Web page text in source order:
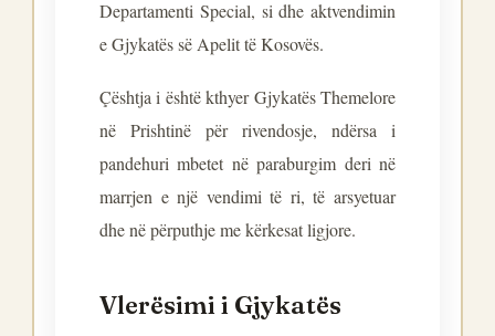
Departamenti Special, si dhe aktvendimin
e Gjykatës së Apelit të Kosovës.
Çështja i është kthyer Gjykatës Themelore
në Prishtinë për rivendosje, ndërsa i
pandehuri mbetet në paraburgim deri në
marrjen e një vendimi të ri, të arsyetuar
dhe në përputhje me kërkesat ligjore.
Vlerësimi i Gjykatës